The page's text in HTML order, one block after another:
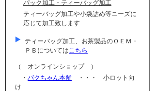
パック加工・ティーバッグ加工
ティーバッグ加工や小袋詰め等ニーズに
応じて加工致します
ティーバッグ加工、お茶製品のＯＥＭ・
ＰＢについてはこちら
（ オンラインショップ ）
・ バクちゃん本舗 ・・・ 小ロット向
け